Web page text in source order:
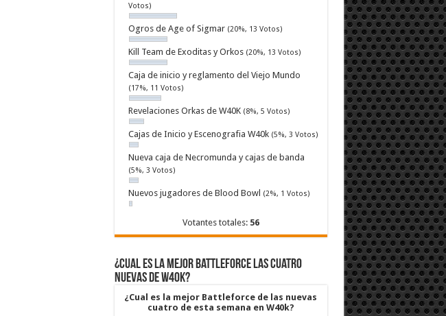
Votos)
Ogros de Age of Sigmar (20%, 13 Votos)
Kill Team de Exoditas y Orkos (20%, 13 Votos)
Caja de inicio y reglamento del Viejo Mundo
(17%, 11 Votos)
Revelaciones Orkas de W40K (8%, 5 Votos)
Cajas de Inicio y Escenografia W40k (5%, 3 Votos)
Nueva caja de Necromunda y cajas de banda
(5%, 3 Votos)
Nuevos jugadores de Blood Bowl (2%, 1 Votos)
Votantes totales: 56
¿Cual es la mejor Battleforce las cuatro
nuevas de W40k?
¿Cual es la mejor Battleforce de las nuevas
cuatro de esta semana en W40k?